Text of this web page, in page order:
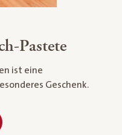
Pastete
ist eine
Geschenk.